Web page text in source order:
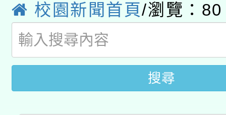
業技術研究院辦理「
用水績優單位及節水達
115年8月22日(星期六
桃園市孔廟祈福系列
開 智慧啟航」
2026年桃園地景藝術
校園新聞首頁/瀏覽：80
搜尋